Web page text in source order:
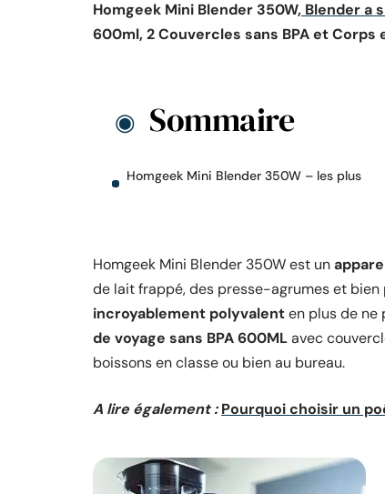
Homgeek Mini Blender 350W, Blender a
600ml, 2 Couvercles sans BPA et Corps
Sommaire
Homgeek Mini Blender 350W – les plus
Homgeek Mini Blender 350W est un
de lait frappé, des presse-agrumes et bien
incroyablement polyvalenten plus de ne
de voyage sans BPA 600MLavec
boissons en classe ou bien au bureau.
A lire également : Pourquoi choisir un